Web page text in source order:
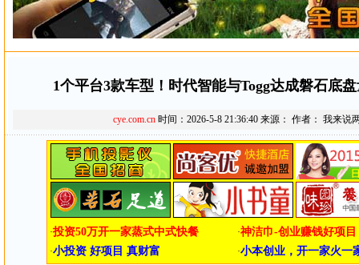
1个平台3款车型！时代智能与Togg达成磐石底
cye.com.cn 时间：2026-5-8 21:36:40 来源： 作者： 我来说